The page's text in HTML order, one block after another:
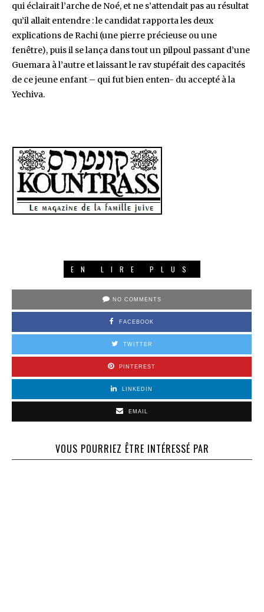
qui éclairait l’arche de Noé, et ne s’attendait pas au résultat
qu’il allait entendre : le candidat rapporta les deux
explications de Rachi (une pierre précieuse ou une
fenêtre), puis il se lança dans tout un pilpoul passant d’une
Guemara à l’autre et laissant le rav stupéfait des capacités
de ce jeune enfant – qui fut bien enten- du accepté à la
Yechiva.
EN LIRE PLUS
NO COMMENTS
FACEBOOK
TWITTER
PINTEREST
LINKEDIN
EMAIL
VOUS POURRIEZ ÊTRE INTÉRESSÉ PAR